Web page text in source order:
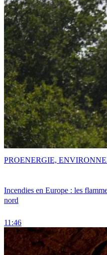
Incendies en Europe : les
nord
11:46
PROENERGIE,